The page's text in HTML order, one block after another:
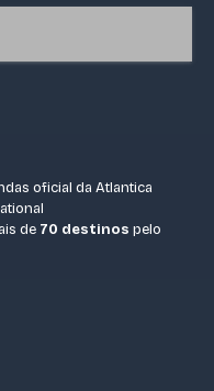
oficial da Atlantica
de 70 destinos pelo